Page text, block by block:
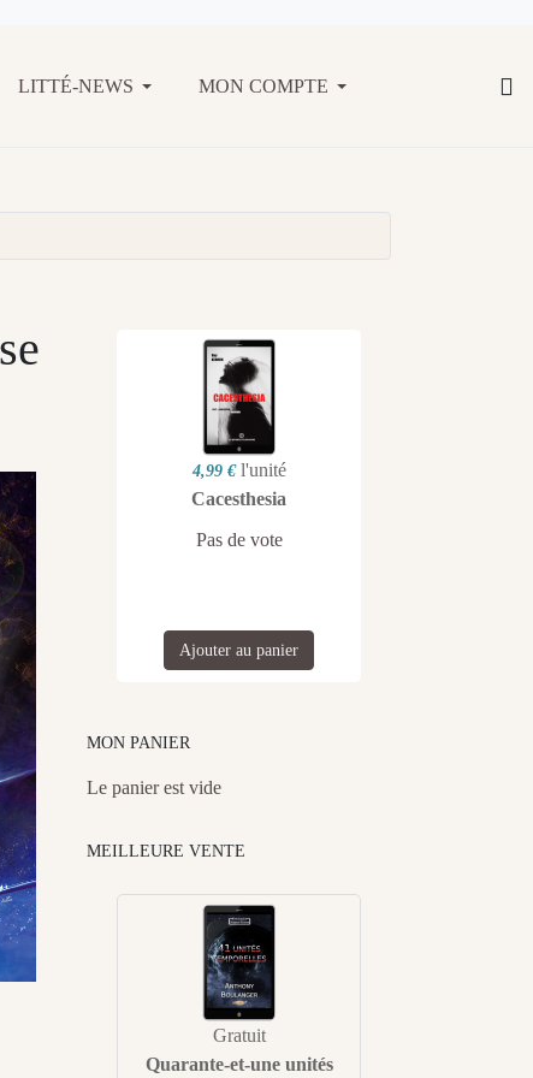
LITTÉ-NEWS MON COMPTE
4,99 € l'unité
Cacesthesia
Pas de vote
Ajouter au panier
MON PANIER
Le panier est vide
MEILLEURE VENTE
Gratuit
Quarante-et-une unités